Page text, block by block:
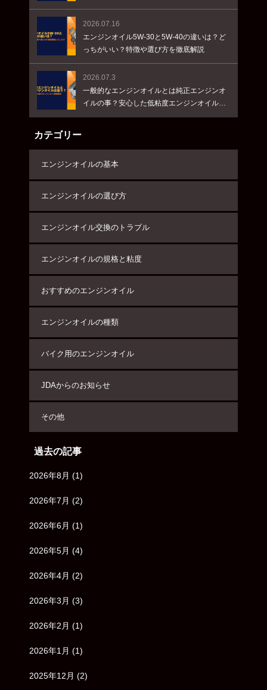
2026.07.16
エンジンオイル5W-30と5W-40の違いは？ど
っちがいい？特徴や選び方を徹底解説
2026.07.3
一般的なエンジンオイルとは純正エンジンオ
イルの事？安心した低粘度エンジンオイル選
びをしたい方に向けてオイルメーカーが解説
カテゴリー
エンジンオイルの基本
エンジンオイルの選び方
エンジンオイル交換のトラブル
エンジンオイルの規格と粘度
おすすめのエンジンオイル
エンジンオイルの種類
バイク用のエンジンオイル
JDAからのお知らせ
その他
過去の記事
2026年8月 (1)
2026年7月 (2)
2026年6月 (1)
2026年5月 (4)
2026年4月 (2)
2026年3月 (3)
2026年2月 (1)
2026年1月 (1)
2025年12月 (2)